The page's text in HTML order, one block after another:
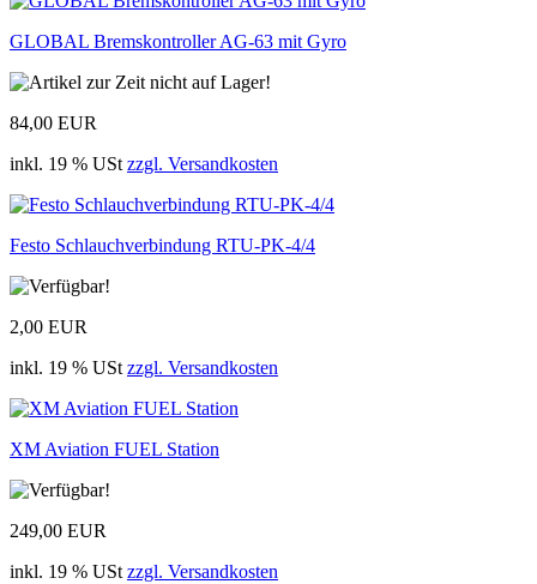
GLOBAL Bremskontroller AG-63 mit Gyro
84,00 EUR
inkl. 19 % USt zzgl. Versandkosten
Festo Schlauchverbindung RTU-PK-4/4
2,00 EUR
inkl. 19 % USt zzgl. Versandkosten
XM Aviation FUEL Station
249,00 EUR
inkl. 19 % USt zzgl. Versandkosten